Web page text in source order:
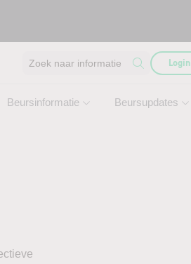
Beursinformatie Beursupdates
Zoek naar informatie Login